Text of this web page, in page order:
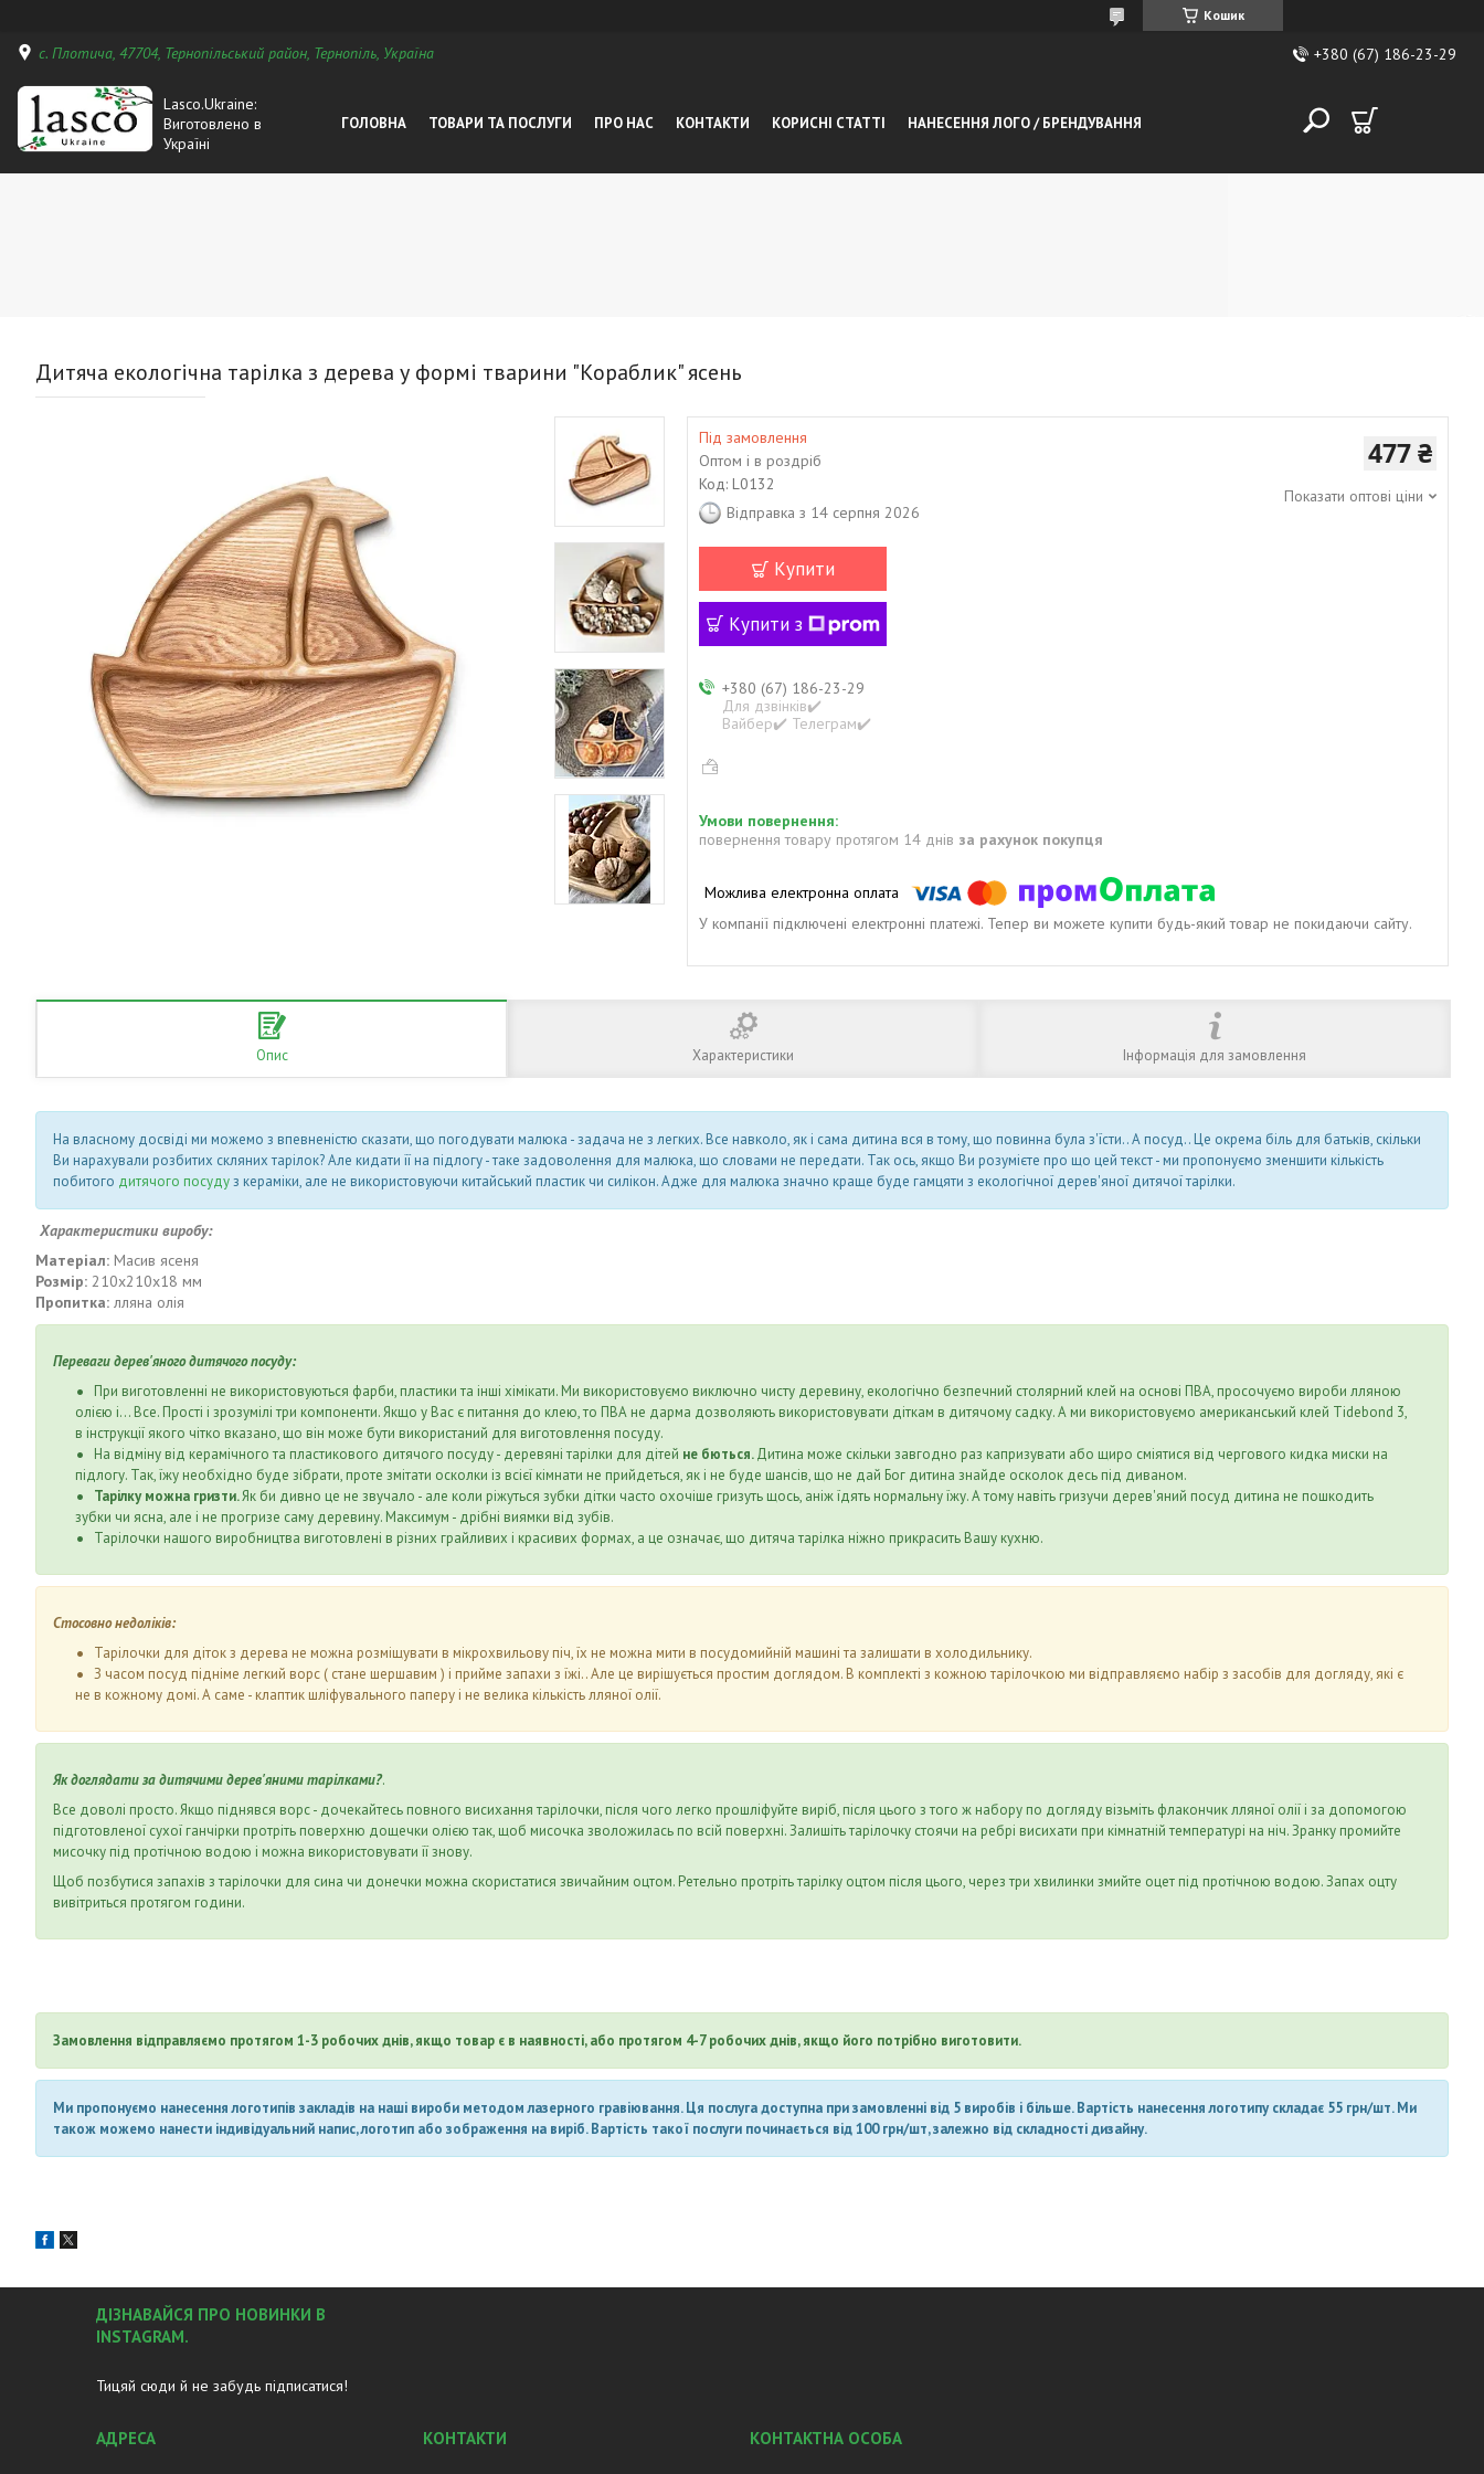
Кошик
с. Плотича, 47704, Тернопільський район, Тернопіль, Україна +380 (67) 186-23-29
Lasco.Ukraine:
Виготовлено в
Україні
ГОЛОВНА ТОВАРИ ТА ПОСЛУГИ ПРО НАС КОНТАКТИ КОРИСНІ СТАТТІ НАНЕСЕННЯ ЛОГО / БРЕНДУВАННЯ
Дитяча екологічна тарілка з дерева у формі тварини "Кораблик" ясень
Під замовлення
Оптом і в роздріб
Код: L0132
Відправка з 14 серпня 2026
477 ₴
Показати оптові ціни
Купити
Купити з
+380 (67) 186-23-29
Для дзвінків✔️
Вайбер✔️ Телеграм✔️
повернення товару протягом 14 днів за рахунок покупця
У компанії підключені електронні платежі. Тепер ви можете купити будь-який товар не покидаючи сайту.
Опис Характеристики Інформація для замовлення
На власному досвіді ми можемо з впевненістю сказати, що погодувати малюка - задача не з легких. Все навколо, як і сама дитина вся в тому, що повинна була з'їсти.. А посуд.. Це окрема біль для батьків, скільки
Ви нарахували розбитих скляних тарілок? Але кидати її на підлогу - таке задоволення для малюка, що словами не передати. Так ось, якщо Ви розумієте про що цей текст - ми пропонуємо зменшити кількість
побитого дитячого посудуз кераміки, але не використовуючи китайський пластик чи силікон. Адже для малюка значно краще буде гамцяти з екологічної дерев'яної дитячої тарілки.
Характеристики виробу:
Матеріал: Масив ясеня
Розмір: 210х210х18 мм
Пропитка: лляна олія
Переваги дерев'яного дитячого посуду:
При виготовленні не використовуються фарби, пластики та інші хімікати. Ми використовуємо виключно чисту деревину, екологічно безпечний столярний клей на основі ПВА, просочуємо вироби лляною
олією і... Все. Прості і зрозумілі три компоненти. Якщо у Вас є питання до клею, то ПВА не дарма дозволяють використовувати діткам в дитячому садку. А ми використовуємо американський клей Tidebond 3,
в інструкції якого чітко вказано, що він може бути використаний для виготовлення посуду.
На відміну від керамічного та пластикового дитячого посуду - деревяні тарілки для дітей не бються.Дитина може скільки завгодно раз капризувати або щиро сміятися від чергового кидка миски на
підлогу. Так, їжу необхідно буде зібрати, проте змітати осколки із всієї кімнати не прийдеться, як і не буде шансів, що не дай Бог дитина знайде осколок десь під диваном.
Тарілку можна гризти.Як би дивно це не звучало - але коли ріжуться зубки дітки часто охочіше гризуть щось, аніж їдять нормальну їжу. А тому навіть гризучи дерев'яний посуд дитина не пошкодить
зубки чи ясна, але і не прогризе саму деревину. Максимум - дрібні виямки від зубів.
Тарілочки нашого виробництва виготовлені в різних грайливих і красивих формах, а це означає, що дитяча тарілка ніжно прикрасить Вашу кухню.
Стосовно недоліків:
Тарілочки для діток з дерева не можна розміщувати в мікрохвильову піч, їх не можна мити в посудомийній машині та залишати в холодильнику.
З часом посуд підніме легкий ворс ( стане шершавим ) і прийме запахи з їжі.. Але це вирішується простим доглядом. В комплекті з кожною тарілочкою ми відправляємо набір з засобів для догляду, які є
не в кожному домі. А саме - клаптик шліфувального паперу і не велика кількість лляної олії.
Як доглядати за дитячими дерев'яними тарілками?.
Все доволі просто. Якщо піднявся ворс - дочекайтесь повного висихання тарілочки, після чого легко прошліфуйте виріб, після цього з того ж набору по догляду візьміть флакончик лляної олії і за допомогою
підготовленої сухої ганчірки протріть поверхню дощечки олією так, щоб мисочка зволожилась по всій поверхні. Залишіть тарілочку стоячи на ребрі висихати при кімнатній температурі на ніч. Зранку промийте
мисочку під протічною водою і можна використовувати її знову.
Щоб позбутися запахів з тарілочки для сина чи донечки можна скористатися звичайним оцтом. Ретельно протріть тарілку оцтом після цього, через три хвилинки змийте оцет під протічною водою. Запах оцту
вивітриться протягом години.
Замовлення відправляємо протягом 1-3 робочих днів, якщо товар є в наявності, або протягом 4-7 робочих днів, якщо його потрібно виготовити.
Ми пропонуємо нанесення логотипів закладів на наші вироби методом лазерного гравіювання. Ця послуга доступна при замовленні від 5 виробів і більше. Вартість нанесення логотипу складає 55 грн/шт. Ми
також можемо нанести індивідуальний напис, логотип або зображення на виріб. Вартість такої послуги починається від 100 грн/шт, залежно від складності дизайну.
ДІЗНАВАЙСЯ ПРО НОВИНКИ В
INSTAGRAM.
Тицяй сюди й не забудь підписатися!